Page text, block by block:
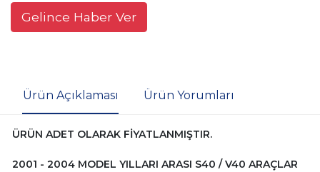
Gelince Haber Ver
Ürün Açıklaması Ürün Yorumları
ÜRÜN ADET OLARAK FİYATLANMIŞTIR.
2001 - 2004 MODEL YILLARI ARASI S40 / V40 ARAÇLAR